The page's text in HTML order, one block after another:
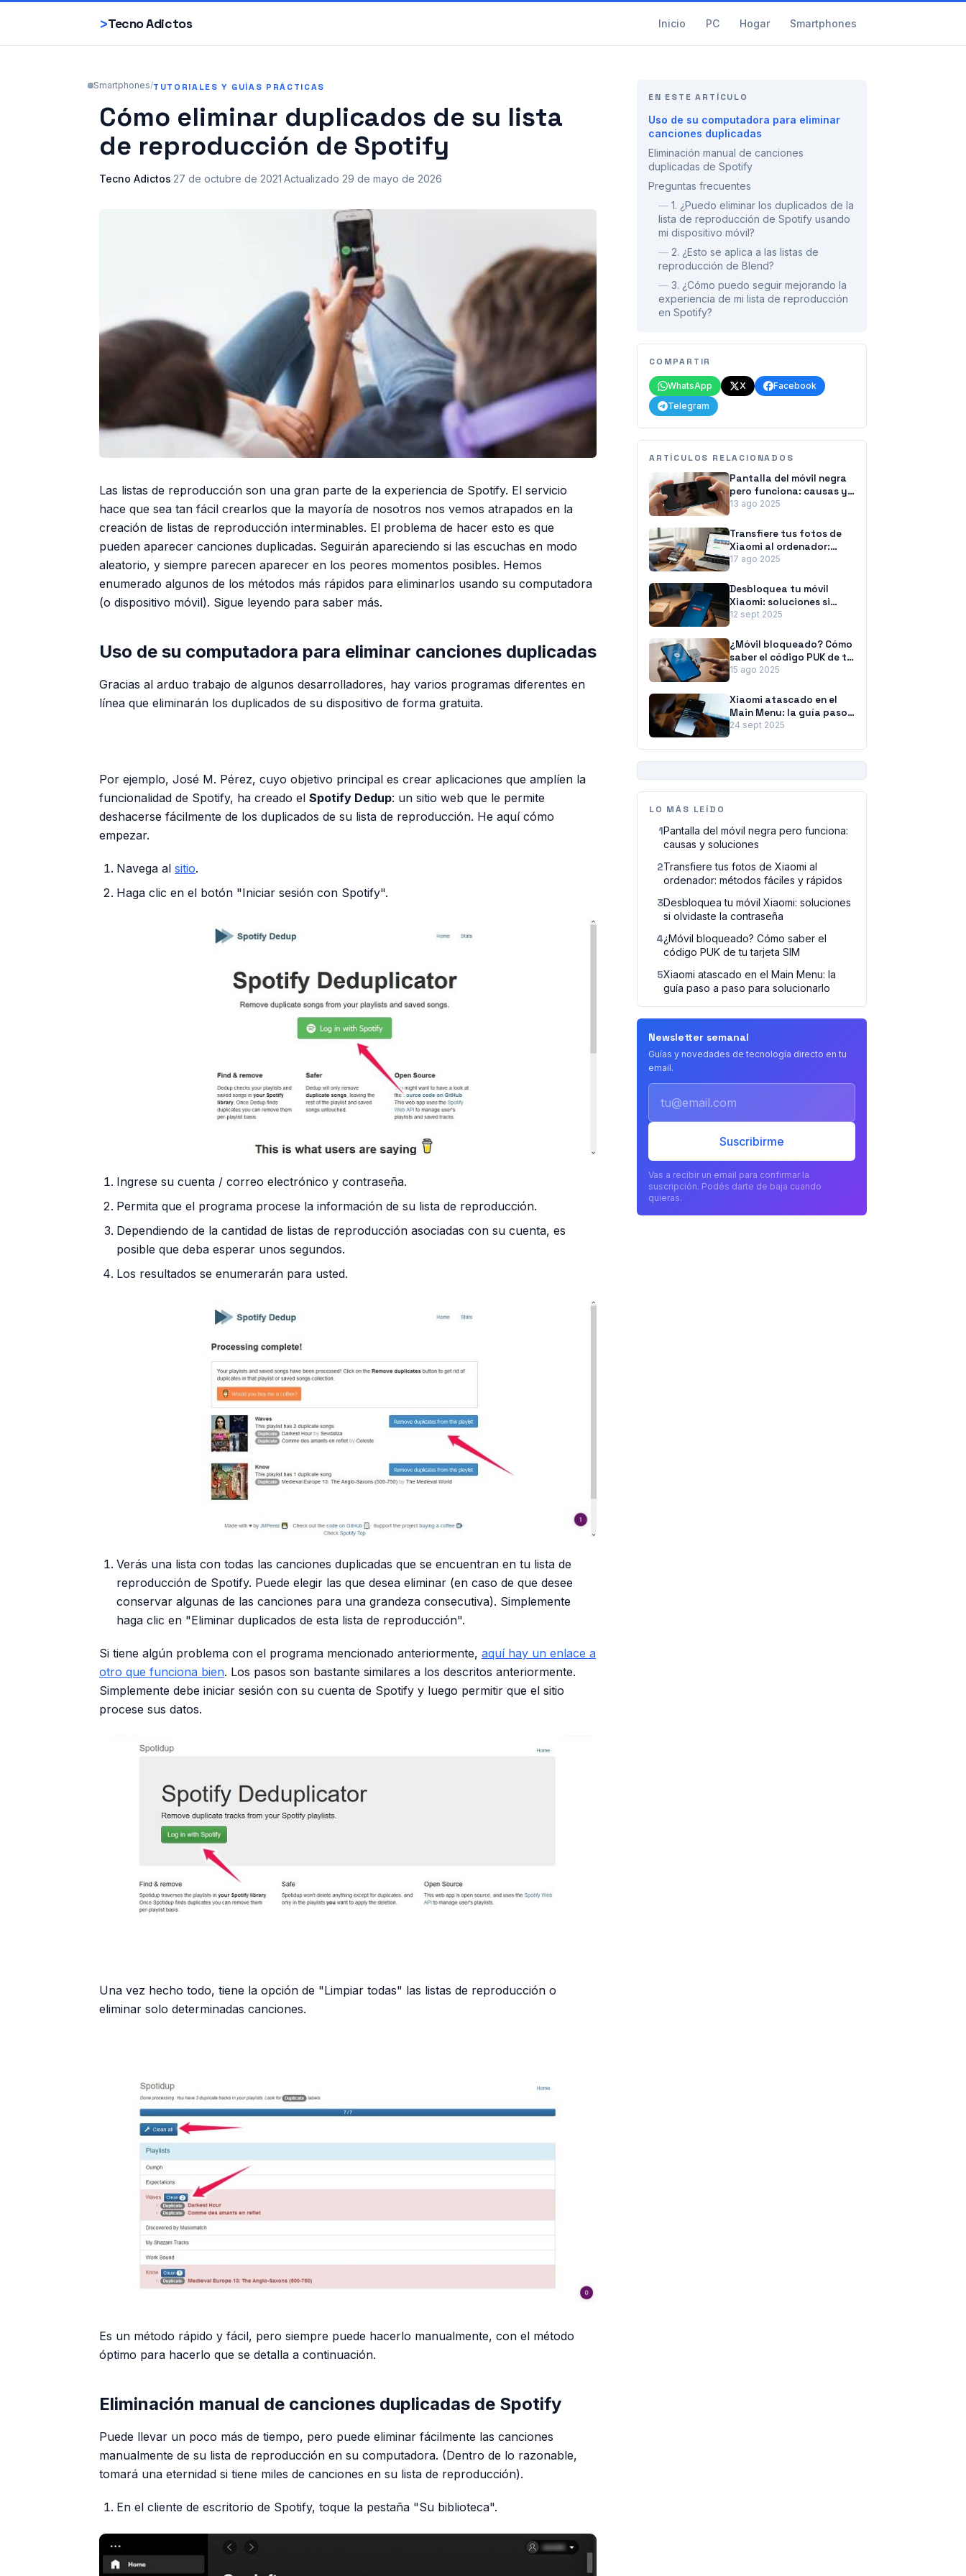
>Tecno Adictos Inicio PC Hogar Smartphones
Smartphones/TUTORIALES Y GUÍAS PRÁCTICAS
Cómo eliminar duplicados de su lista
de reproducción de Spotify
Tecno Adictos·27 de octubre de 2021·Actualizado 29 de mayo de 2026
Las listas de reproducción son una gran parte de la experiencia de Spotify. El servicio
hace que sea tan fácil crearlos que la mayoría de nosotros nos vemos atrapados en la
creación de listas de reproducción interminables. El problema de hacer esto es que
pueden aparecer canciones duplicadas. Seguirán apareciendo si las escuchas en modo
aleatorio, y siempre parecen aparecer en los peores momentos posibles. Hemos
enumerado algunos de los métodos más rápidos para eliminarlos usando su computadora
(o dispositivo móvil). Sigue leyendo para saber más.
Uso de su computadora para eliminar canciones duplicadas
Gracias al arduo trabajo de algunos desarrolladores, hay varios programas diferentes en
línea que eliminarán los duplicados de su dispositivo de forma gratuita.
Por ejemplo, José M. Pérez, cuyo objetivo principal es crear aplicaciones que amplíen la
funcionalidad de Spotify, ha creado el Spotify Dedup: un sitio web que le permite
deshacerse fácilmente de los duplicados de su lista de reproducción. He aquí cómo
empezar.
Navega al sitio.
Haga clic en el botón "Iniciar sesión con Spotify".
Ingrese su cuenta / correo electrónico y contraseña.
Permita que el programa procese la información de su lista de reproducción.
Dependiendo de la cantidad de listas de reproducción asociadas con su cuenta, es
posible que deba esperar unos segundos.
Los resultados se enumerarán para usted.
Verás una lista con todas las canciones duplicadas que se encuentran en tu lista de
reproducción de Spotify. Puede elegir las que desea eliminar (en caso de que desee
conservar algunas de las canciones para una grandeza consecutiva). Simplemente
haga clic en "Eliminar duplicados de esta lista de reproducción".
Si tiene algún problema con el programa mencionado anteriormente, aquí hay un enlace a
otro que funciona bien. Los pasos son bastante similares a los descritos anteriormente.
Simplemente debe iniciar sesión con su cuenta de Spotify y luego permitir que el sitio
procese sus datos.
Una vez hecho todo, tiene la opción de "Limpiar todas" las listas de reproducción o
eliminar solo determinadas canciones.
Es un método rápido y fácil, pero siempre puede hacerlo manualmente, con el método
óptimo para hacerlo que se detalla a continuación.
Eliminación manual de canciones duplicadas de Spotify
Puede llevar un poco más de tiempo, pero puede eliminar fácilmente las canciones
manualmente de su lista de reproducción en su computadora. (Dentro de lo razonable,
tomará una eternidad si tiene miles de canciones en su lista de reproducción).
En el cliente de escritorio de Spotify, toque la pestaña "Su biblioteca".
EN ESTE ARTÍCULO
Uso de su computadora para eliminar
canciones duplicadas
Eliminación manual de canciones
duplicadas de Spotify
Preguntas frecuentes
— 1. ¿Puedo eliminar los duplicados de la
lista de reproducción de Spotify usando
mi dispositivo móvil?
— 2. ¿Esto se aplica a las listas de
reproducción de Blend?
— 3. ¿Cómo puedo seguir mejorando la
experiencia de mi lista de reproducción
en Spotify?
COMPARTIR
WhatsApp X
Facebook
Telegram
ARTÍCULOS RELACIONADOS
Pantalla del móvil negra
pero funciona: causas y
soluciones
13 ago 2025
Transfiere tus fotos de
Xiaomi al ordenador:
métodos fáciles y
17 ago 2025
Desbloquea tu móvil
Xiaomi: soluciones si
olvidaste la contraseña
12 sept 2025
¿Móvil bloqueado? Cómo
saber el código PUK de tu
tarjeta SIM
15 ago 2025
Xiaomi atascado en el
Main Menu: la guía paso
a paso para solucionarlo
24 sept 2025
LO MÁS LEÍDO
1Pantalla del móvil negra pero funciona:
causas y soluciones
2Transfiere tus fotos de Xiaomi al
ordenador: métodos fáciles y rápidos
3Desbloquea tu móvil Xiaomi: soluciones
si olvidaste la contraseña
4¿Móvil bloqueado? Cómo saber el
código PUK de tu tarjeta SIM
5Xiaomi atascado en el Main Menu: la
guía paso a paso para solucionarlo
Newsletter semanal
Guías y novedades de tecnología directo en tu
email.
Suscribirme
Vas a recibir un email para confirmar la
suscripción. Podés darte de baja cuando
quieras.